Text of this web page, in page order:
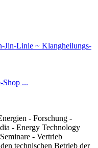
Jin-Linie ~ Klangheilungs-
Shop ...
- Forschung -
- Energy Technology
- Vertrieb
technischen Betrieb der